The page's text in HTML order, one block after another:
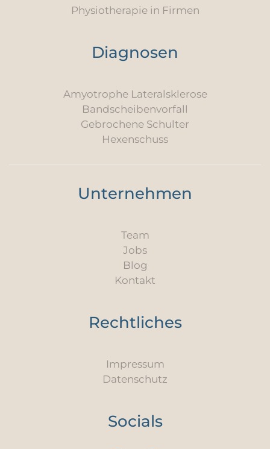
Physiotherapie in Firmen
Diagnosen
Amyotrophe Lateralsklerose
Bandscheibenvorfall
Gebrochene Schulter
Hexenschuss
Unternehmen
Team
Jobs
Blog
Kontakt
Rechtliches
Impressum
Datenschutz
Socials